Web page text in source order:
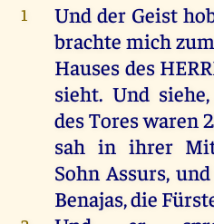
1 Und der Geist
brachte michzum
Hauses des
sieht. Und siehe,
desToreswaren
sah in ihrer
Sohn Assurs, und
Benajas,die